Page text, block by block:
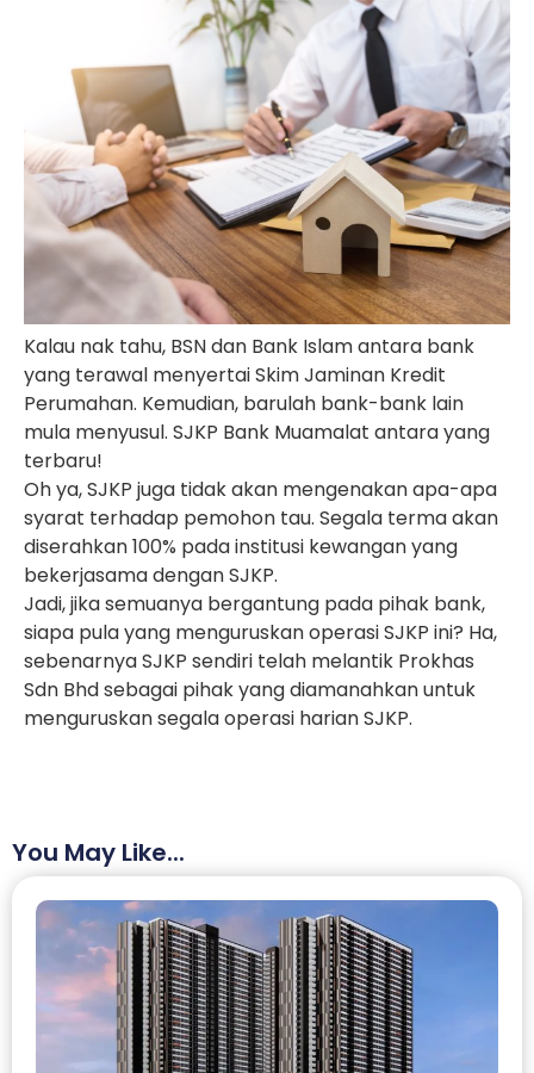
Kalau nak tahu, BSN dan Bank Islam antara bank
yang terawal menyertai Skim Jaminan Kredit
Perumahan. Kemudian, barulah bank-bank lain
mula menyusul. SJKP Bank Muamalat antara yang
terbaru!
Oh ya, SJKP juga tidak akan mengenakan apa-apa
syarat terhadap pemohon tau. Segala terma akan
diserahkan 100% pada institusi kewangan yang
bekerjasama dengan SJKP.
Jadi, jika semuanya bergantung pada pihak bank,
siapa pula yang menguruskan operasi SJKP ini? Ha,
sebenarnya SJKP sendiri telah melantik Prokhas
Sdn Bhd sebagai pihak yang diamanahkan untuk
menguruskan segala operasi harian SJKP.
You May Like...